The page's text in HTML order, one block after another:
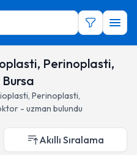
Perinoplasti,
Perinoplasti,
- uzman bulundu
Akıllı Sıralama